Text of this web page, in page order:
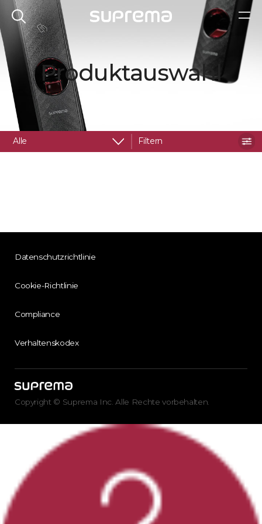
Produktauswahl
Alle Filtern
Datenschutzrichtlinie
Cookie-Richtlinie
Compliance
Verhaltenskodex
Copyright © Suprema Inc. Alle Rechte vorbehalten.